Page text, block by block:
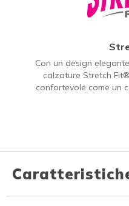
Con un design
calzature Stretch
confortevole come un